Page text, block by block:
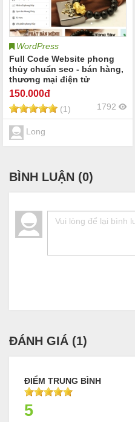
WordPress
Full Code Website phong
thủy chuẩn seo - bán hàng,
thương mại điện tử
150.000đ
(1) 1792
Long
BÌNH LUẬN (0)
ĐÁNH GIÁ (1)
ĐIỂM TRUNG BÌNH
5